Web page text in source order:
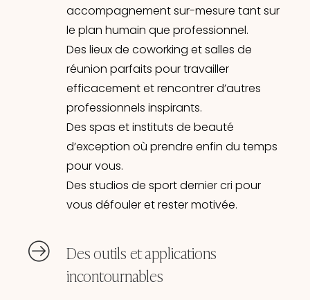
accompagnement sur-mesure tant sur
le plan humain que professionnel.
Des lieux de coworking et salles de
réunion parfaits pour travailler
efficacement et rencontrer d’autres
professionnels inspirants.
Des spas et instituts de beauté
d’exception où prendre enfin du temps
pour vous.
Des studios de sport dernier cri pour
vous défouler et rester motivée.
Des outils et applications
incontournables